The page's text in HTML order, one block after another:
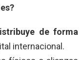
de forma
internacional.